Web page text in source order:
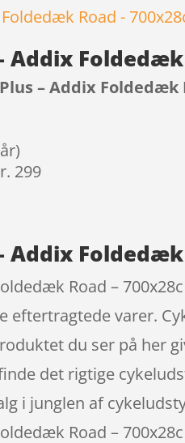
Addix
– Addix Foldedæk
299
Addix
Road –
eftertragtede varer.
du ser på her
det rigtige
i junglen af
Road –